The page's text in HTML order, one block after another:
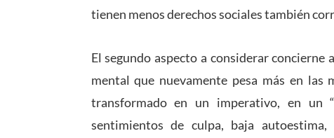
tienen menos derechos sociales también
El segundo aspecto a considerar
mental que nuevamente pesa más en
transformado en un imperativo, en un
sentimientos de culpa, baja autoestima,